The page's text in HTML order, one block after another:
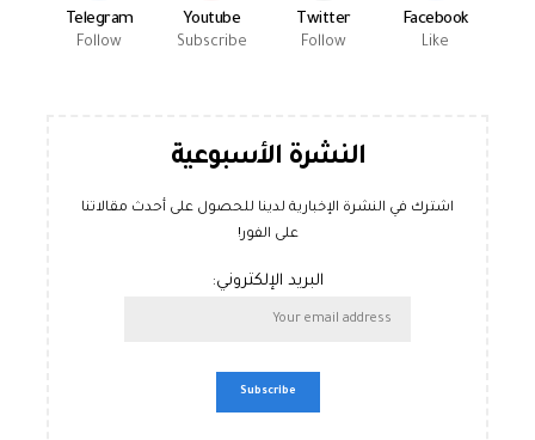
Facebook
Like
Twitter
Follow
Youtube
Subscribe
Telegram
Follow
النشرة الأسبوعية
اشترك في النشرة الإخبارية لدينا للحصول على أحدث مقالاتنا
على الفور!
البريد الإلكتروني: